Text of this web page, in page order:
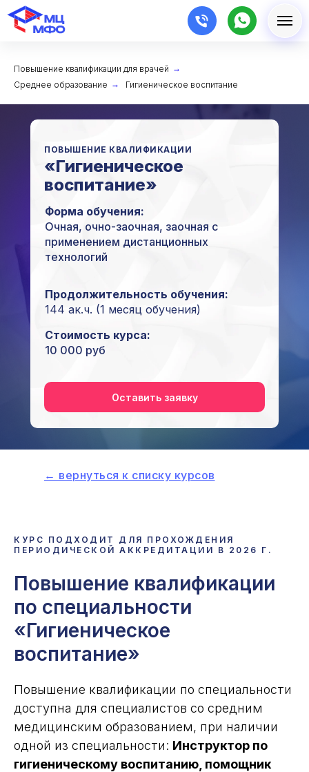
Повышение квалификации для врачей →
Среднее образование → Гигиеническое воспитание
«Гигиеническое
воспитание»
ПОВЫШЕНИЕ КВАЛИФИКАЦИИ
Форма обучения:
Очная, очно-заочная, заочная с
применением дистанционных
технологий
Стоимость курса:
10 000 руб
Оставить заявку
Продолжительность обучения:
144 ак.ч. (1 месяц обучения)
← вернуться к списку курсов
КУРС ПОДХОДИТ ДЛЯ ПРОХОЖДЕНИЯ
ПЕРИОДИЧЕСКОЙ АККРЕДИТАЦИИ В 2026 Г.
Повышение квалификации
по специальности
«Гигиеническое
воспитание»
Повышение квалификации по специальности
доступна для специалистов со средним
медицинским образованием, при наличии
одной из специальности: Инструктор по
гигиеническому воспитанию, помощник